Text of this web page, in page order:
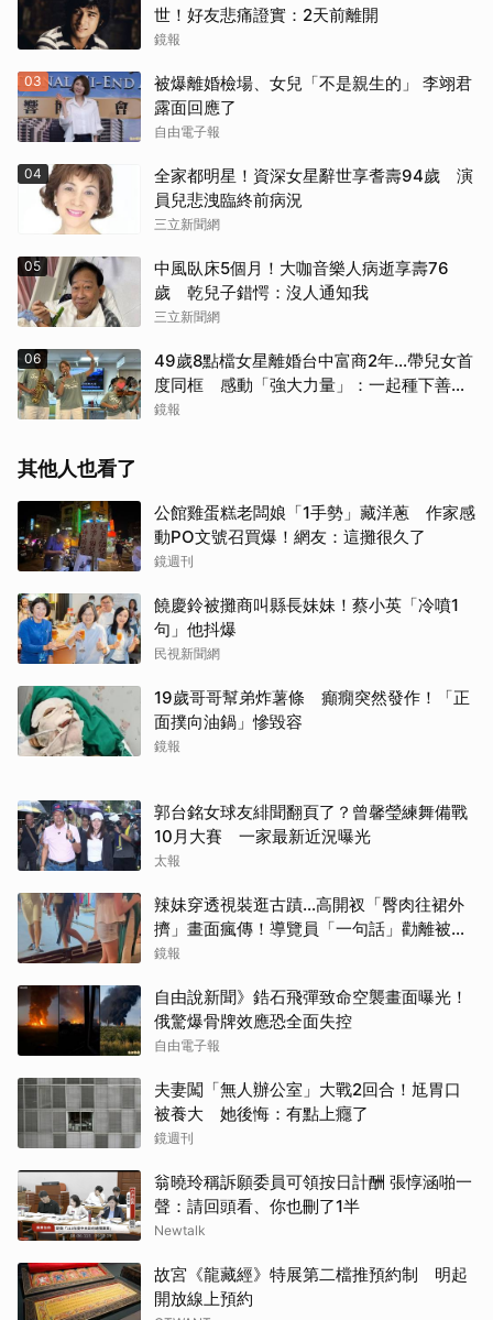
世！好友悲痛證實：2天前離開
鏡報
03
被爆離婚檢場、女兒「不是親生的」 李翊君
露面回應了
自由電子報
04
全家都明星！資深女星辭世享耆壽94歲 演
員兒悲洩臨終前病況
三立新聞網
05
中風臥床5個月！大咖音樂人病逝享壽76
歲 乾兒子錯愕：沒人通知我
三立新聞網
06
49歲8點檔女星離婚台中富商2年...帶兒女首
度同框 感動「強大力量」：一起種下善的
種子
鏡報
其他人也看了
公館雞蛋糕老闆娘「1手勢」藏洋蔥 作家感
動PO文號召買爆！網友：這攤很久了
鏡週刊
饒慶鈴被攤商叫縣長妹妹！蔡小英「冷噴1
句」他抖爆
民視新聞網
19歲哥哥幫弟炸薯條 癲癇突然發作！「正
面撲向油鍋」慘毀容
鏡報
郭台銘女球友緋聞翻頁了？曾馨瑩練舞備戰
10月大賽 一家最新近況曝光
太報
辣妹穿透視裝逛古蹟…高開衩「臀肉往裙外
擠」畫面瘋傳！導覽員「一句話」勸離被狂
讚
鏡報
自由說新聞》鋯石飛彈致命空襲畫面曝光！
俄驚爆骨牌效應恐全面失控
自由電子報
夫妻闖「無人辦公室」大戰2回合！尪胃口
被養大 她後悔：有點上癮了
鏡週刊
翁曉玲稱訴願委員可領按日計酬 張惇涵啪一
聲：請回頭看、你也刪了1半
Newtalk
故宮《龍藏經》特展第二檔推預約制 明起
開放線上預約